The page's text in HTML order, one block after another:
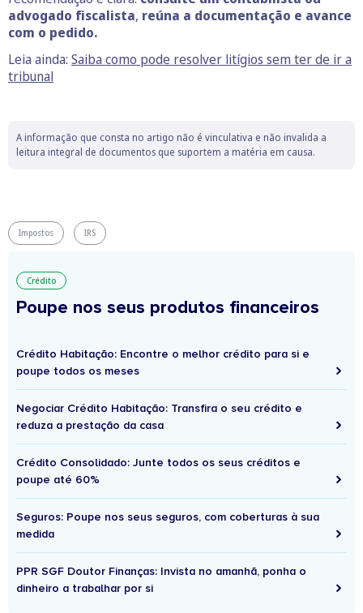
advogado fiscalista, reúna a documentação e avance
com o pedido.
Leia ainda: Saiba como pode resolver litígios sem ter de ir a
tribunal
A informação que consta no artigo não é vinculativa e não invalida a
leitura integral de documentos que suportem a matéria em causa.
Impostos IRS
Crédito
Poupe nos seus produtos financeiros
Crédito Habitação: Encontre o melhor crédito para si e
poupe todos os meses
Negociar Crédito Habitação: Transfira o seu crédito e
reduza a prestação da casa
Crédito Consolidado: Junte todos os seus créditos e
poupe até 60%
Seguros: Poupe nos seus seguros, com coberturas à sua
medida
PPR SGF Doutor Finanças: Invista no amanhã, ponha o
dinheiro a trabalhar por si